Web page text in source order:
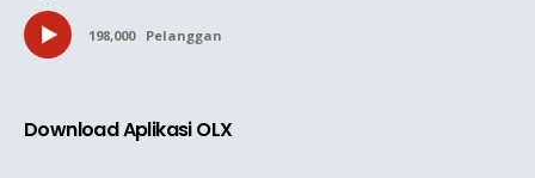
198,000 Pelanggan
Download Aplikasi OLX